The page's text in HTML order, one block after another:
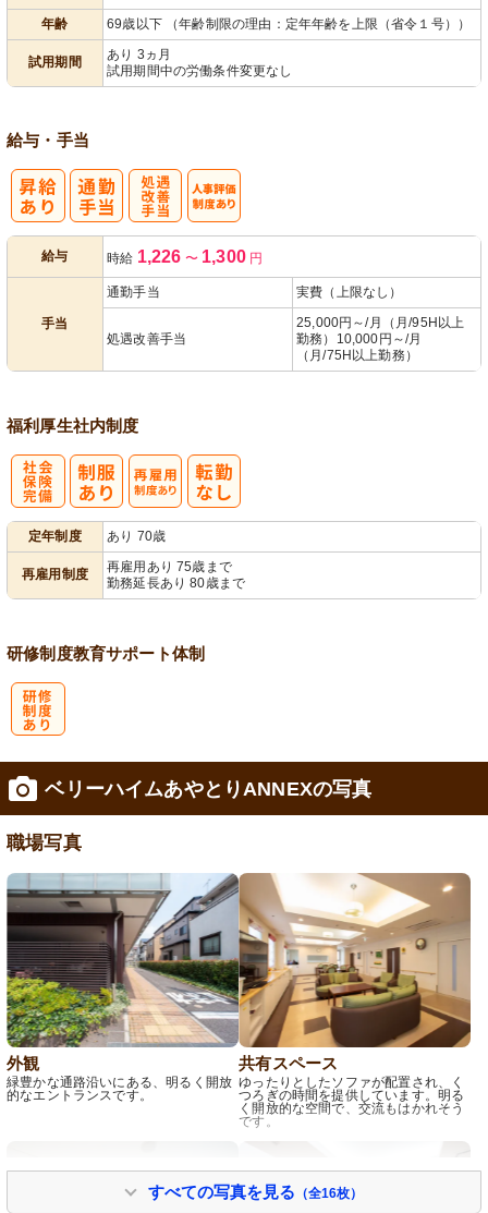
年齢
69歳以下 （年齢制限の理由：定年年齢を上限（省令１号））
試用期間
あり 3ヵ月
試用期間中の労働条件変更なし
給与・手当
給与 時給 1,226 〜 1,300円
手当
通勤手当 実費（上限なし）
処遇改善手当
25,000円～/月（月/95H以上
勤務）10,000円～/月
（月/75H以上勤務）
福利厚生社内制度
定年制度 あり 70歳
再雇用制度
再雇用あり 75歳まで
勤務延長あり 80歳まで
研修制度教育サポート体制
ベリーハイムあやとりANNEXの写真
職場写真
外観
緑豊かな通路沿いにある、明るく開放
的なエントランスです。
共有スペース
ゆったりとしたソファが配置され、く
つろぎの時間を提供しています。明る
く開放的な空間で、交流もはかれそう
です。
すべての写真を見る （全16枚）